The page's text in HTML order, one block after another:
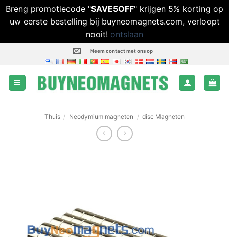
Breng promotiecode "SAVE5OFF" krijgen 5% korting op
uw eerste bestelling bij buyneomagnets.com, verloopt
nooit! ontslaan
inhoud
Neem contact met ons op
Thuis / Neodymium magneten / disc Magneten